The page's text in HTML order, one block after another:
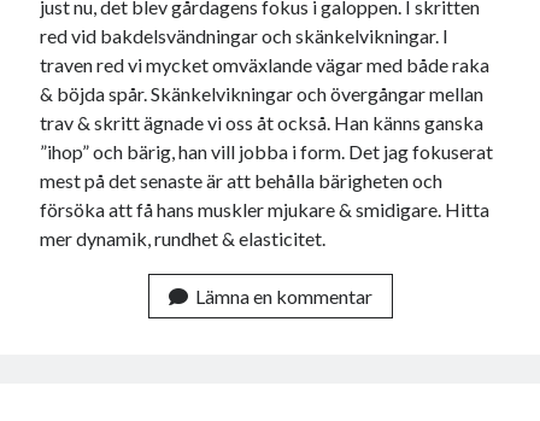
just nu, det blev gårdagens fokus i galoppen. I skritten
red vid bakdelsvändningar och skänkelvikningar. I
traven red vi mycket omväxlande vägar med både raka
& böjda spår. Skänkelvikningar och övergångar mellan
trav & skritt ägnade vi oss åt också. Han känns ganska
”ihop” och bärig, han vill jobba i form. Det jag fokuserat
mest på det senaste är att behålla bärigheten och
försöka att få hans muskler mjukare & smidigare. Hitta
mer dynamik, rundhet & elasticitet.
Lämna en kommentar